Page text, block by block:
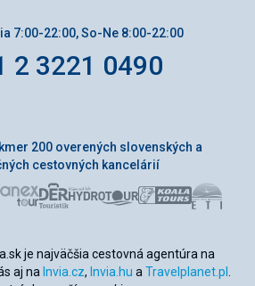
7:00-22:00, So-Ne 8:00-22:00
2 3221 0490
200 overených slovenských a
cestovných kancelárií
je najväčšia cestovná agentúra na
aj na Invia.cz, Invia.hu a Travelplanet.pl